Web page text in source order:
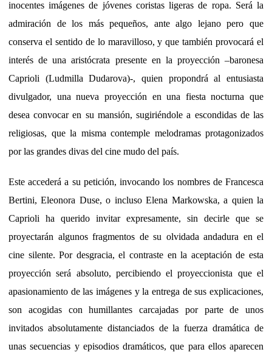
inocentes imágenes de jóvenes coristas ligeras de ropa. Será la
admiración de los más pequeños, ante algo lejano pero que
conserva el sentido de lo maravilloso, y que también provocará el
interés de una aristócrata presente en la proyección –baronesa
Caprioli (Ludmilla Dudarova)-, quien propondrá al entusiasta
divulgador, una nueva proyección en una fiesta nocturna que
desea convocar en su mansión, sugiriéndole a escondidas de las
religiosas, que la misma contemple melodramas protagonizados
por las grandes divas del cine mudo del país.
Este accederá a su petición, invocando los nombres de Francesca
Bertini, Eleonora Duse, o incluso Elena Markowska, a quien la
Caprioli ha querido invitar expresamente, sin decirle que se
proyectarán algunos fragmentos de su olvidada andadura en el
cine silente. Por desgracia, el contraste en la aceptación de esta
proyección será absoluto, percibiendo el proyeccionista que el
apasionamiento de las imágenes y la entrega de sus explicaciones,
son acogidas con humillantes carcajadas por parte de unos
invitados absolutamente distanciados de la fuerza dramática de
unas secuencias y episodios dramáticos, que para ellos aparecen